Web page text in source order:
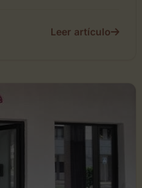
Leer artículo